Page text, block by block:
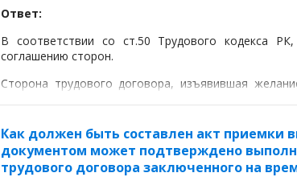
Ответ:
В соответствии со ст.50 Трудового кодекса
соглашению сторон.
Сторона трудового договора, изъявившая
Как должен быть составлен акт приемки
документом может подтверждено
трудового договора заключенного на